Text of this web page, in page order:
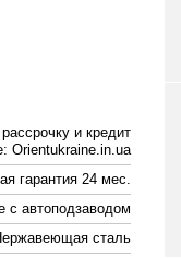
и кредит
Orientukraine.in.ua
гарантия 24 мес.
с автоподзаводом
сталь